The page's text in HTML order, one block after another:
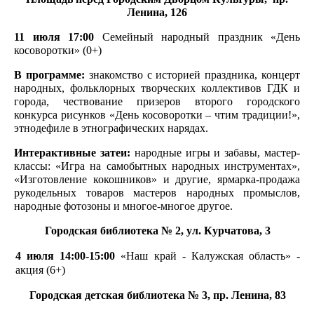
Ленина, 126
11 июля 17:00 Семейный народный праздник «День
косоворотки» (0+)
В программе: знакомство с историей праздника, концерт
народных, фольклорных творческих коллективов ГДК и
города, чествование призеров второго городского
конкурса рисунков «День косоворотки – чтим традиции!»,
этнодефиле в этнографических нарядах.
Интерактивные затеи: народные игры и забавы, мастер-
классы: «Игра на самобытных народных инструментах»,
«Изготовление кокошников» и другие, ярмарка-продажа
рукодельных товаров мастеров народных промыслов,
народные фотозоны и многое-многое другое.
Городская библиотека № 2, ул. Курчатова, 3
4 июля 14:00-15:00 «Наш край - Калужская область» -
акция (6+)
Городская детская библиотека № 3, пр. Ленина, 83